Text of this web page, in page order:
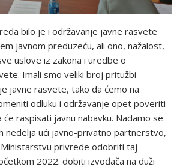
bilo je i održavanje javne rasvete
javnom preduzeću, ali ono, nažalost,
uslove iz zakona i uredbe o
Imali smo veliki broj pritužbi
javne rasvete, tako da ćemo na
odluku i održavanje opet poveriti
će raspisati javnu nabavku. Nadamo se
nedelja ući javno-privatno partnerstvo,
Ministarstvu privrede odobriti taj
2022. dobiti izvođača na duži